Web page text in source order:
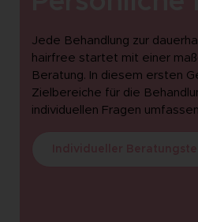
Jede Behandlung zur
hairfree startet mit einer
Beratung. In diesem ersten
Zielbereiche für die
individuellen Fragen